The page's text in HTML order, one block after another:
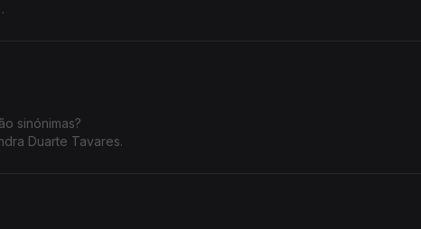
sinónimas?
Duarte Tavares.